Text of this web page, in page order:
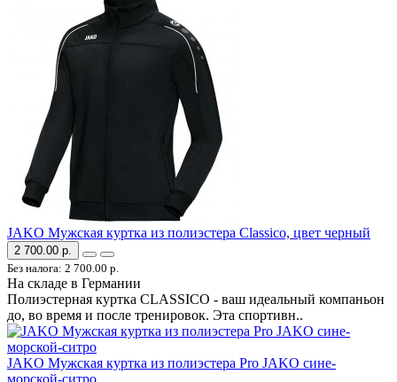
JAKO Мужская куртка из полиэстера Classico, цвет черный
2 700.00 р.
Без налога: 2 700.00 р.
На складе в Германии
Полиэстерная куртка CLASSICO - ваш идеальный компаньон
до, во время и после тренировок. Эта спортивн..
JAKO Мужская куртка из полиэстера Pro JAKO сине-
морской-ситро